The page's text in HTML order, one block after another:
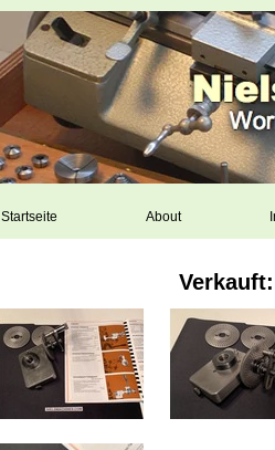
Startseite About